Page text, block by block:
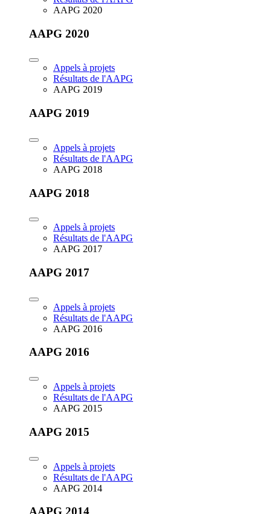
AAPG 2020
AAPG 2020
Appels à projets
Résultats de l'AAPG
AAPG 2019
AAPG 2019
Appels à projets
Résultats de l'AAPG
AAPG 2018
AAPG 2018
Appels à projets
Résultats de l'AAPG
AAPG 2017
AAPG 2017
Appels à projets
Résultats de l'AAPG
AAPG 2016
AAPG 2016
Appels à projets
Résultats de l'AAPG
AAPG 2015
AAPG 2015
Appels à projets
Résultats de l'AAPG
AAPG 2014
AAPG 2014